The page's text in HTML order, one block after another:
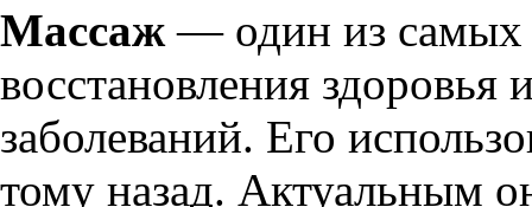
Массаж — один из самых
восстановления
заболеваний. Его
тому назад. Актуальным